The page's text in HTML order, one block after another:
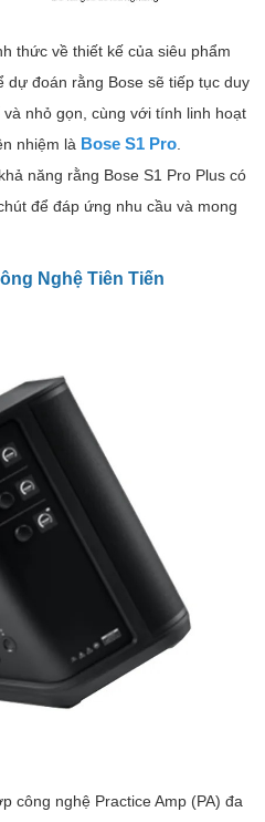
thức về thiết kế của siêu phẩm
dự đoán rằng Bose sẽ tiếp tục duy
nhỏ gọn, cùng với tính linh hoạt
nhiệm là Bose S1 Pro.
năng rằng Bose S1 Pro Plus có
để đáp ứng nhu cầu và mong
Nghệ Tiên Tiến
công nghệ Practice Amp (PA) đa